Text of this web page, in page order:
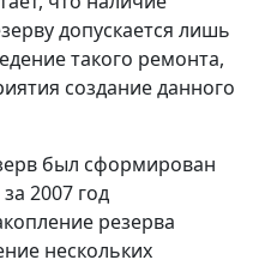
допускается лишь
такого ремонта,
создание данного
был сформирован
2007 год
резерва
нескольких